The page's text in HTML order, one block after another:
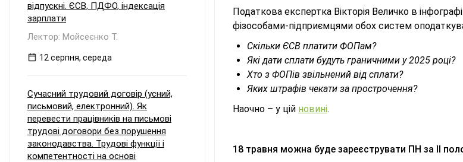
Податкова експертка Вікторія Величко в
фізособами-підприємцями обох систем
Скільки ЄСВ платити ФОПам?
Які дати сплати будуть граничними у 2025 році?
Хто з ФОПів звільнений від сплати?
Яких штрафів чекати за прострочення?
Наочно – у цій новині.
18 травня можна буде зареєструвати ПН за ІІ
відпускні. ЄСВ, ПДФО, індексація
зарплати
Лектор: Мойсеєнко Т.
12 серпня, середа
Сучасний трудовий договір (усний,
письмовий, електронний). Як
перевести працівників на письмові
трудові договори без порушення
законодавства. Трудові функції і
компетентності на основі